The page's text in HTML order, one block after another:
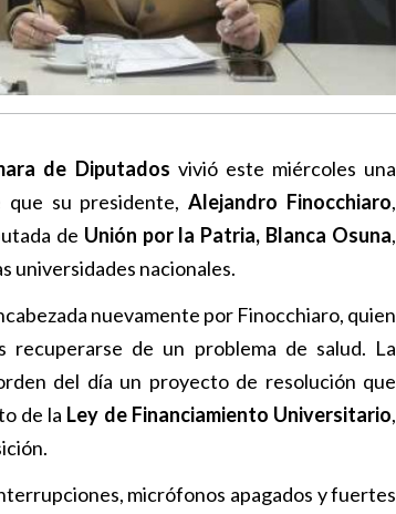
de Diputados vivió este miércoles una
que su presidente,Alejandro Finocchiaro,
de Unión por la Patria, Blanca Osuna,
universidades nacionales.
nuevamente por Finocchiaro, quien
de un problema de salud. La
del día un proyecto de resolución que
de la Ley de Financiamiento Universitario,
micrófonos apagados y fuertes